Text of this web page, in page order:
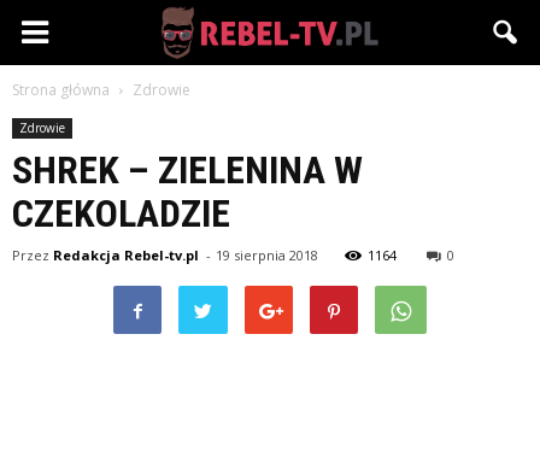
Rebel-
Strona główna Zdrowie
Zdrowie
SHREK – ZIELENINA W
CZEKOLADZIE
Przez Redakcja Rebel-tv.pl - 19 sierpnia 2018 1164 0